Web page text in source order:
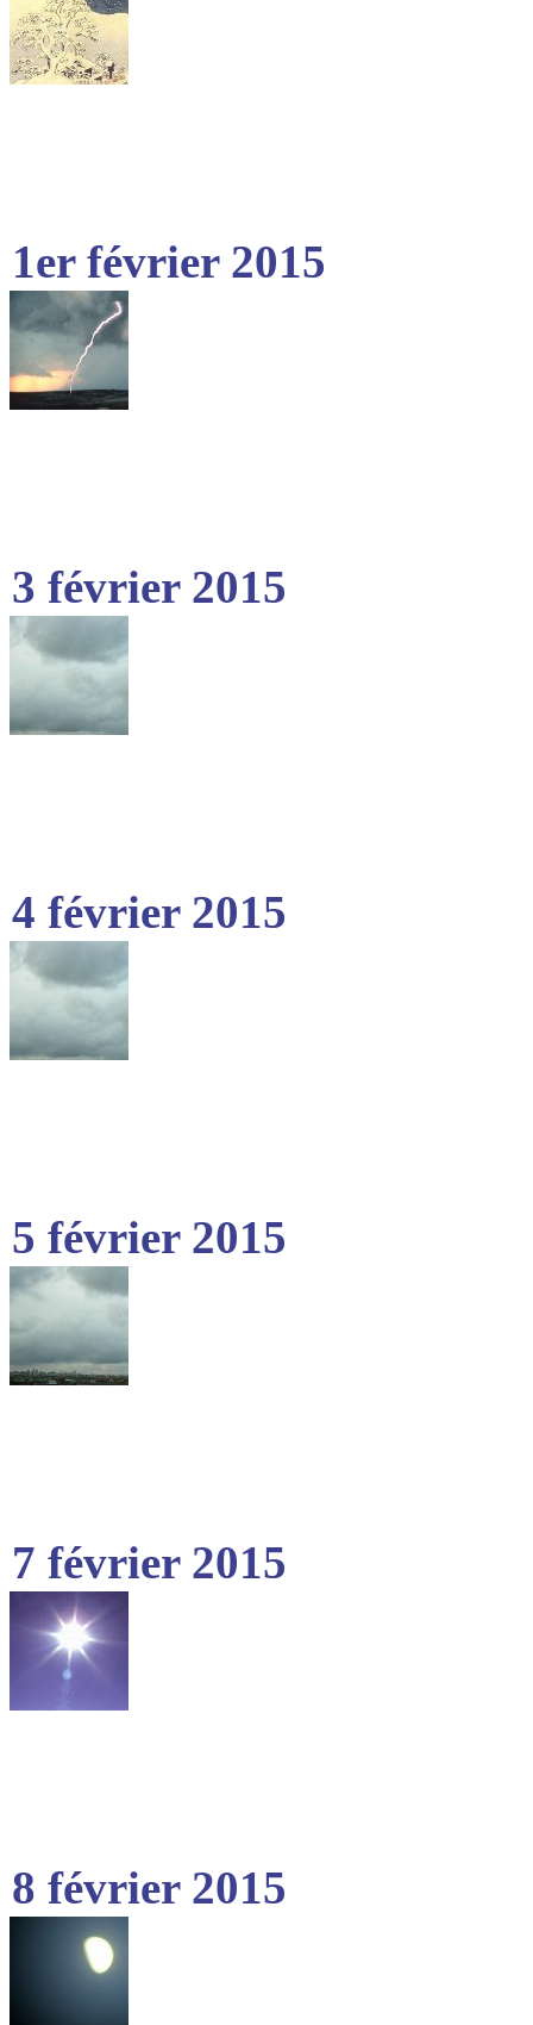
1er février 2015
3 février 2015
4 février 2015
5 février 2015
7 février 2015
8 février 2015